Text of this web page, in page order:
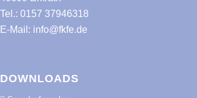
Tel.: 0157 37946318
E-Mail: info@fkfe.de
DOWNLOADS